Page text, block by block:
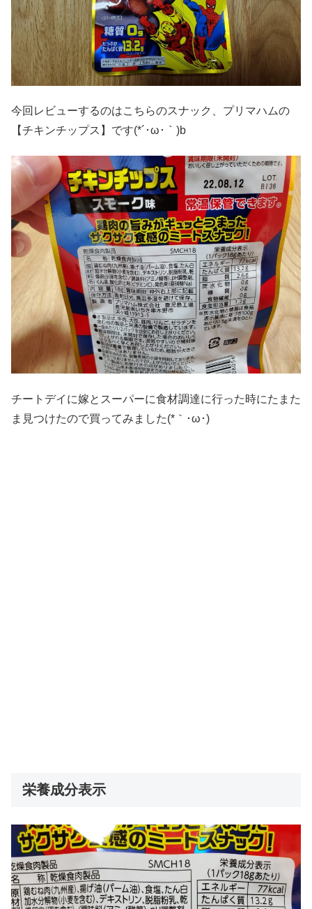
今回レビューするのはこちらのスナック、プリマハムの
【チキンチップス】です(*´･ω･｀)b
チートデイに嫁とスーパーに食材調達に行った時にたまた
ま見つけたので買ってみました(*｀･ω･)ゞ
栄養成分表示